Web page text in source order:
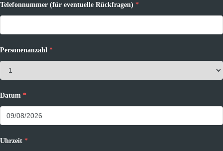
Telefonnummer (für eventuelle Rückfragen) *
Personenanzahl *
Datum *
Uhrzeit *